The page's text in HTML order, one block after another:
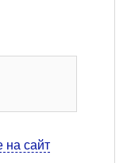
на сайт